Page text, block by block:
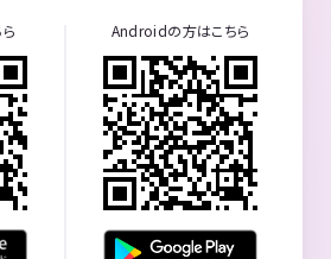
Androidの方はこちら